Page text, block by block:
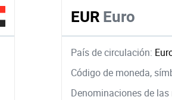
EUR Euro
País de circulación:
Código de moneda,
Denominaciones de